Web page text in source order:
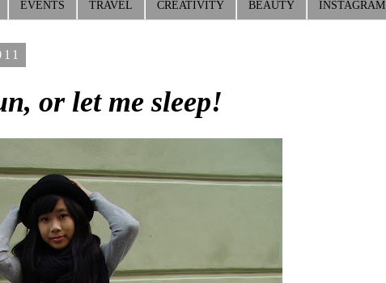
EVENTS TRAVEL CREATIVITY BEAUTY INSTAGRAM
or let me sleep!